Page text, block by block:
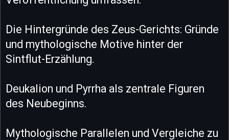
Die Hintergründe des Zeus-Gerichts: Gründe
und mythologische Motive hinter der
Sintflut-Erzählung.
Deukalion und Pyrrha als zentrale Figuren
des Neubeginns.
Mythologische Parallelen und Vergleiche zu